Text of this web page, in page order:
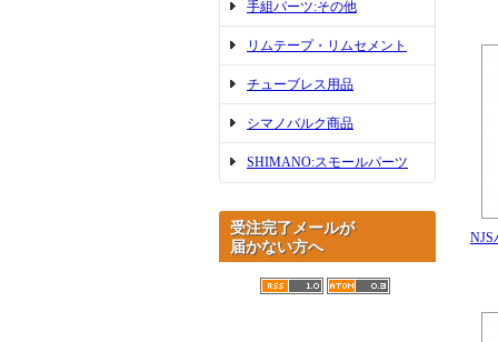
手組パーツ:その他
リムテープ・リムセメント
チューブレス用品
シマノバルク商品
SHIMANO:スモールパーツ
受注完了メールが
届かない方へ